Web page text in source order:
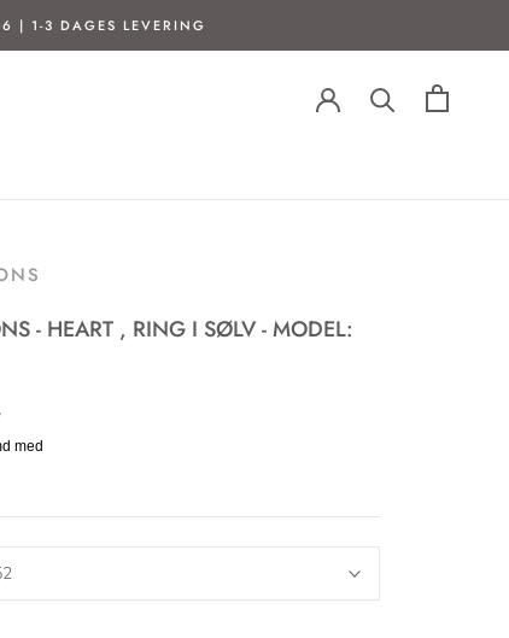
| 1-3 DAGES LEVERING
- HEART , RING I SØLV - MODEL: